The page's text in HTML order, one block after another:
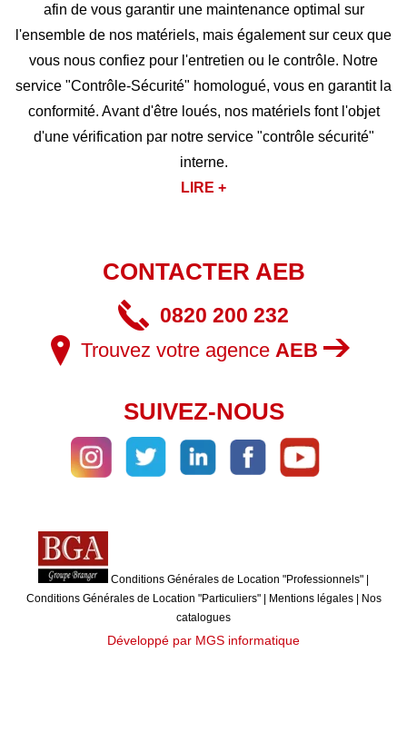
afin de vous garantir une maintenance optimal sur
l'ensemble de nos matériels, mais également sur ceux que
vous nous confiez pour l'entretien ou le contrôle. Notre
service "Contrôle-Sécurité" homologué, vous en garantit la
conformité. Avant d'être loués, nos matériels font l'objet
d'une vérification par notre service "contrôle sécurité"
interne.
LIRE +
CONTACTER AEB
0820 200 232
Trouvez votre agence AEB
SUIVEZ-NOUS
Conditions Générales de Location "Professionnels" |
Conditions Générales de Location "Particuliers"| Mentions légales| Nos
catalogues
Développé par MGS informatique